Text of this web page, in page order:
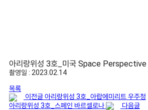
아리랑위성 3호_미국 Space Perspective
촬영일 : 2023.02.14
목록
이전글아리랑위성 3호_아랍에미리트 우주청
아리랑위성 3호_스페인 바르셀로나
다음글